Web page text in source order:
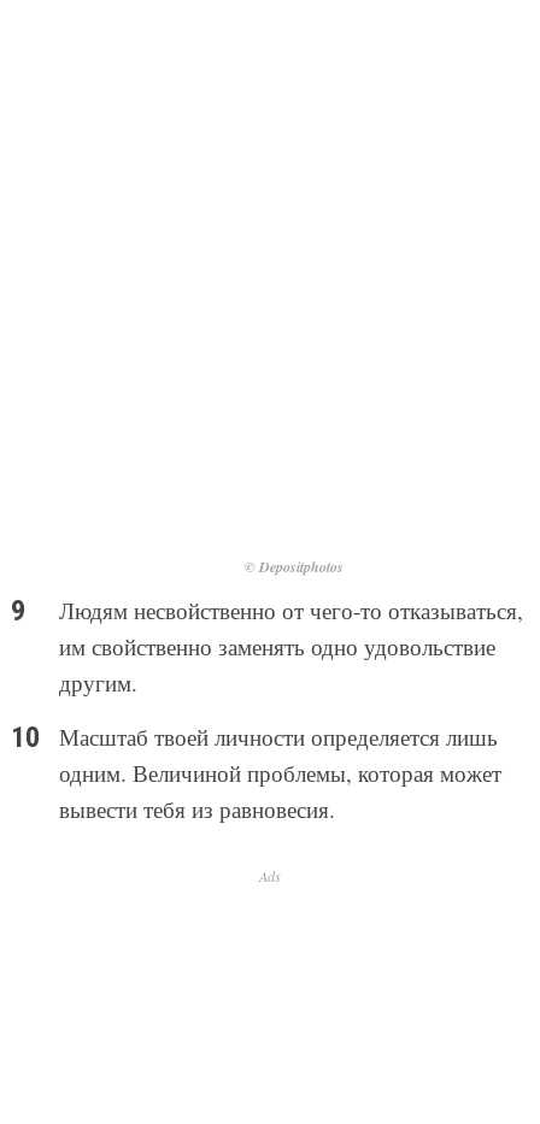
© Depositphotos
Людям несвойственно от чего-то отказываться,
им свойственно заменять одно удовольствие
другим.
Масштаб твоей личности определяется лишь
одним. Величиной проблемы, которая может
вывести тебя из равновесия.
Ads